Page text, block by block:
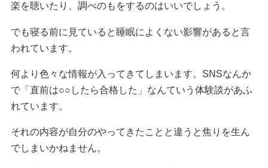
楽を聴いたり、調べのもをするのはいいでしょう。
でも寝る前に見ていると睡眠によくない影響があると言
われています。
何より色々な情報が入ってきてしまいます。SNSなんか
で「直前は○○したら合格した」なんていう体験談があふ
れています。
それの内容が自分のやってきたことと違うと焦りを生ん
でしまいかねません。